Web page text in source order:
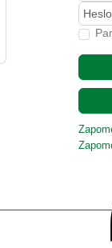
Heslo